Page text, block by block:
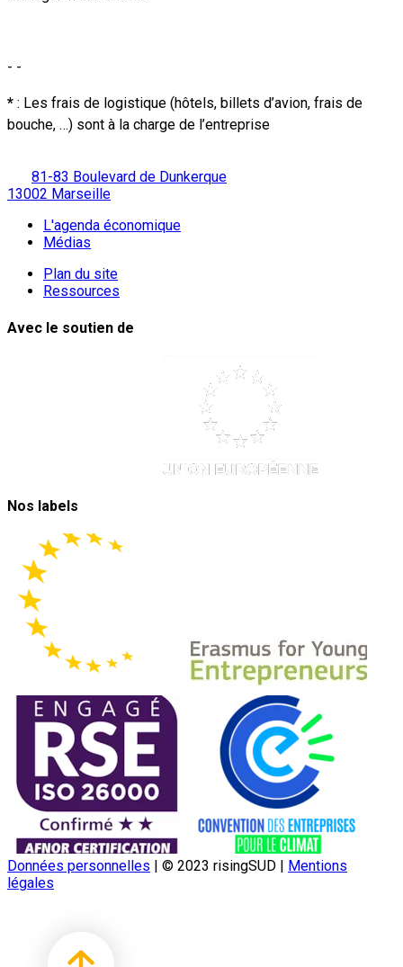
- -
* : Les frais de logistique (hôtels, billets d’avion, frais de
bouche, …) sont à la charge de l’entreprise
81-83 Boulevard de Dunkerque
13002 Marseille
L'agenda économique
Médias
Plan du site
Ressources
Avec le soutien de
Nos labels
Données personnelles © 2023 risingSUD
Mentions
légales